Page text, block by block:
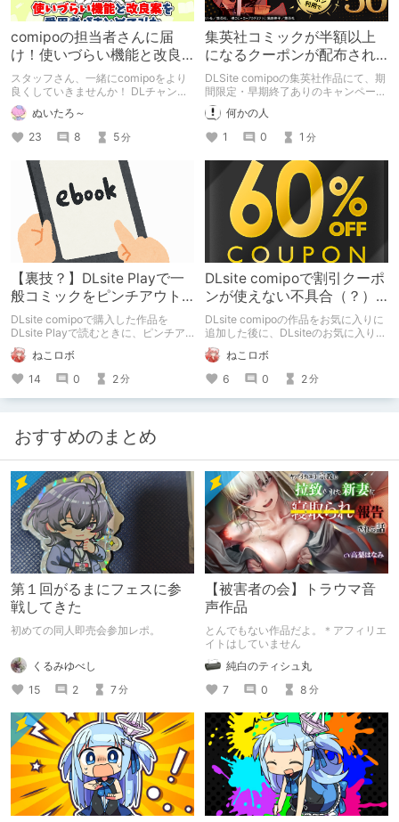
comipoの担当者さんに届
け！使いづらい機能と改良
案を愛用者がまとめてみた
スタッフさん、一緒にcomipoをより
良くしていきませんか！ DLチャンネ
ラーさんからの意見も大募集！ あな
たが感じているサイトの問題点と改良
案をコメント欄で教えてください。
ぬいたろ～
23
8 5分
集英社コミックが半額以上
になるクーポンが配布され
る
DLSite comipoの集英社作品にて、期
間限定・早期終了ありのキャンペーン
です
何かの人
1
0 1 分
【裏技？】DLsite Playで一
般コミックをピンチアウト
で拡大表示する方法！
DLsite comipoで購入した作品を
DLsite Playで読むときに、ピンチア
ウトで拡大表示する方法を見つけたの
で情報共有。
ねこロボ
14
0 2分
DLsite comipoで割引クーポ
ンが使えない不具合（？）
の対処方法！
DLsite comipoの作品をお気に入りに
追加した後に、DLsiteのお気に入りペ
ージから「カートに追加」を行なって
しまうと、DLsite comipo専用のクー
ポンが使えないみたいです。 クーポ
ンの使い忘れには気をつけましょう！
ねこロボ
6
0 2分
おすすめのまとめ
第１回がるまにフェスに参
戦してきた
初めての同人即売会参加レポ。
くるみゆべし
15
2 7分
【被害者の会】トラウマ音
声作品
とんでもない作品だよ。＊アフィリエ
イトはしていません
純白のティシュ丸
7
0 8 分